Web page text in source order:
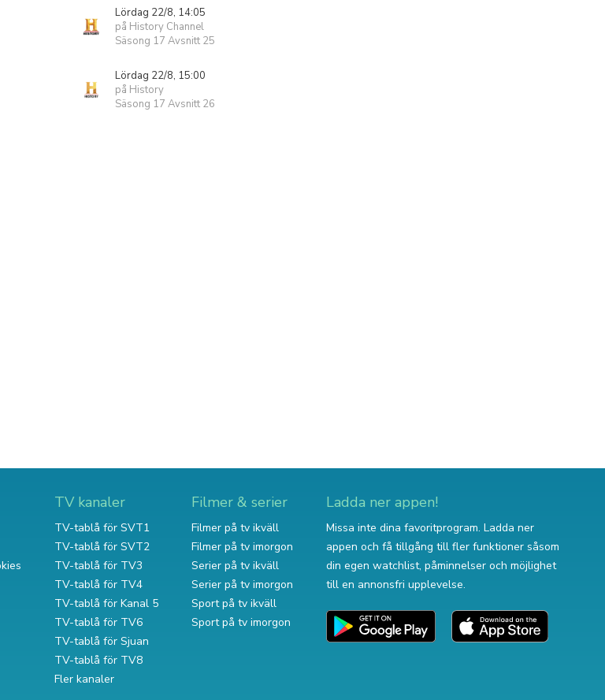
Lördag 22/8, 14:05
på History Channel
Säsong 17 Avsnitt 25
Lördag 22/8, 15:00
på History
Säsong 17 Avsnitt 26
TV kanaler
TV-tablå för SVT1
TV-tablå för SVT2
TV-tablå för TV3
TV-tablå för TV4
TV-tablå för Kanal 5
TV-tablå för TV6
TV-tablå för Sjuan
TV-tablå för TV8
Fler kanaler
Filmer & serier
Filmer på tv ikväll
Filmer på tv imorgon
Serier på tv ikväll
Serier på tv imorgon
Sport på tv ikväll
Sport på tv imorgon
Ladda ner appen!
Missa inte dina favoritprogram. Ladda ner
appen och få tillgång till fler funktioner såsom
din egen watchlist, påminnelser och möjlighet
till en annonsfri upplevelse.